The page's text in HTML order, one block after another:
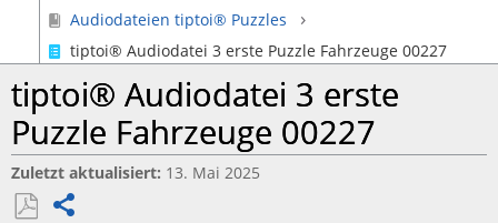
Audiodateien tiptoi® Puzzles
tiptoi® Audiodatei 3 erste Puzzle Fahrzeuge 00227
tiptoi® Audiodatei 3 erste
Puzzle Fahrzeuge 00227
Zuletzt aktualisiert 13. Mai 2025